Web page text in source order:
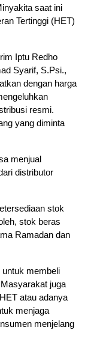
saat ini
Tertinggi (HET)
Iptu Redho
Syarif, S.Psi.,
dengan harga
resmi.
yang diminta
menjual
distributor
stok
stok beras
Ramadan dan
membeli
juga
atau adanya
menjaga
menjelang